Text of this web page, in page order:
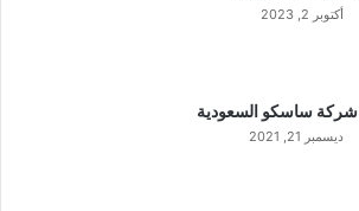
أكتوبر 2, 2023
شركة ساسكو السعودية
ديسمبر 21, 2021